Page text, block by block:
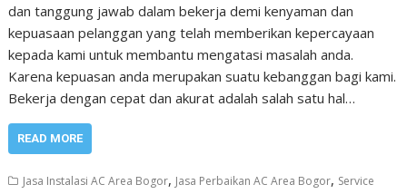
dan tanggung jawab dalam bekerja demi kenyaman dan
kepuasaan pelanggan yang telah memberikan kepercayaan
kepada kami untuk membantu mengatasi masalah anda.
Karena kepuasan anda merupakan suatu kebanggan bagi kami.
Bekerja dengan cepat dan akurat adalah salah satu hal…
READ MORE
Jasa Instalasi AC Area Bogor, Jasa Perbaikan AC Area Bogor, Service